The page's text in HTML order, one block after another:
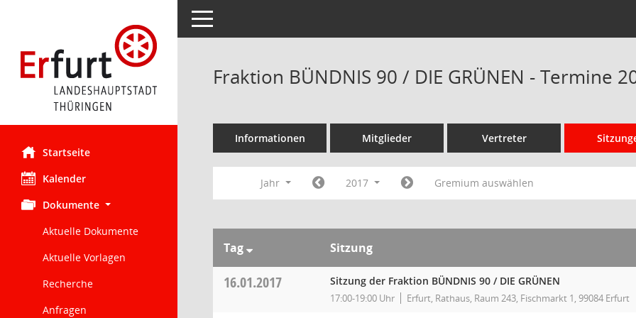
Startseite
Kalender
Dokumente
Aktuelle Dokumente
Aktuelle Vorlagen
Recherche
Anfragen
Toggle navigation
Fraktion BÜNDNIS 90 / DIE GRÜNEN - Termine
Informationen Mitglieder Vertreter
Jahr 2017 Gremium auswählen
Tag Sitzung
16.01.2017 Sitzung der Fraktion BÜNDNIS 90 / DIE GRÜNEN
17:00-19:00 Uhr Erfurt, Rathaus, Raum 243, Fischmarkt 1, 99084 Erfurt